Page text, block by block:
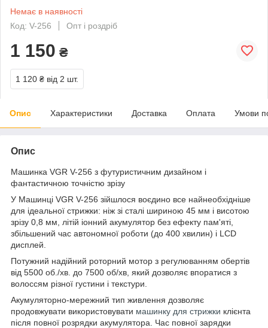
Немає в наявності
Код: V-256
Опт і роздріб
1 150 ₴
1 120 ₴ від 2 шт.
Опис Характеристики Доставка Оплата Умови
Опис
Машинка VGR V-256 з футуристичним дизайном і
фантастичною точністю зрізу
У Машинці VGR V-256 зійшлося воєдино все найнеобхідніше
для ідеальної стрижки: ніж зі сталі шириною 45 мм і висотою
зрізу 0,8 мм, літій іонний акумулятор без ефекту пам'яті,
збільшений час автономної роботи (до 400 хвилин) і LCD
дисплей.
Потужний надійний роторний мотор з регулюванням обертів
від 5500 об./хв. до 7500 об/хв, який дозволяє впоратися з
волоссям різної густини і текстури.
Акумуляторно-мережний тип живлення дозволяє
продовжувати використовувати машинку для стрижки клієнта
після повної розрядки акумулятора. Час повної зарядки